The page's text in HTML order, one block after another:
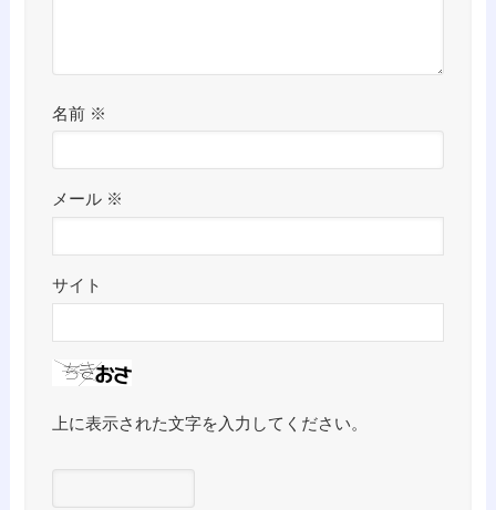
名前 ※
メール ※
サイト
上に表示された文字を入力してください。